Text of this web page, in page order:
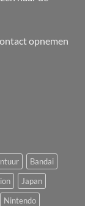
opnemen
Bandai
Japan
Nintendo